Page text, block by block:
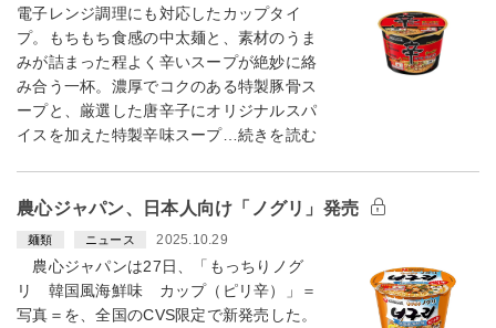
電子レンジ調理にも対応したカップタイ
プ。もちもち食感の中太麺と、素材のうま
みが詰まった程よく辛いスープが絶妙に絡
み合う一杯。濃厚でコクのある特製豚骨ス
ープと、厳選した唐辛子にオリジナルスパ
イスを加えた特製辛味スープ…続きを読む
農心ジャパン、日本人向け「ノグリ」発売
麺類 ニュース 2025.10.29
農心ジャパンは27日、「もっちりノグ
リ 韓国風海鮮味 カップ（ピリ辛）」＝
写真＝を、全国のCVS限定で新発売した。